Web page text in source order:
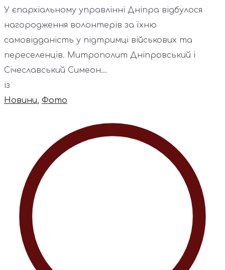
У єпархіальному управлінні Дніпра відбулося
нагородження волонтерів за їхню
самовідданість у підтримці військових та
переселенців. Митрополит Дніпровський і
Січеславський Симеон...
із
Новини, Фото